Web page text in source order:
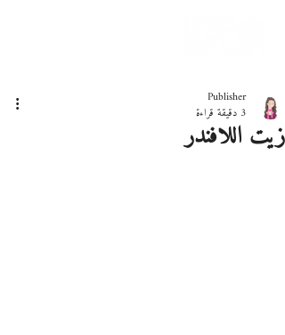
زيت اللافندر
Publisher
3 دقيقة قراءة